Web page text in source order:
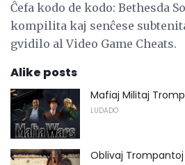
Ĉefa kodo de kodo: Bethesda
kompilita kaj senĉese
gvidilo al Video Game Cheats.
Alike posts
Mafiaj Militaj
LUDADO
Oblivaj Trompantoj